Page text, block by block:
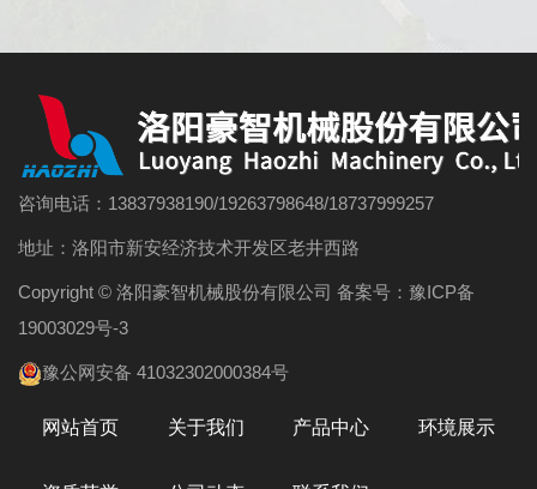
咨询电话：13837938190/19263798648/18737999257
地址：洛阳市新安经济技术开发区老井西路
Copyright © 洛阳豪智机械股份有限公司 备案号： 豫ICP备
19003029号-3
豫公网安备 41032302000384号
网站首页 关于我们 产品中心 环境展示